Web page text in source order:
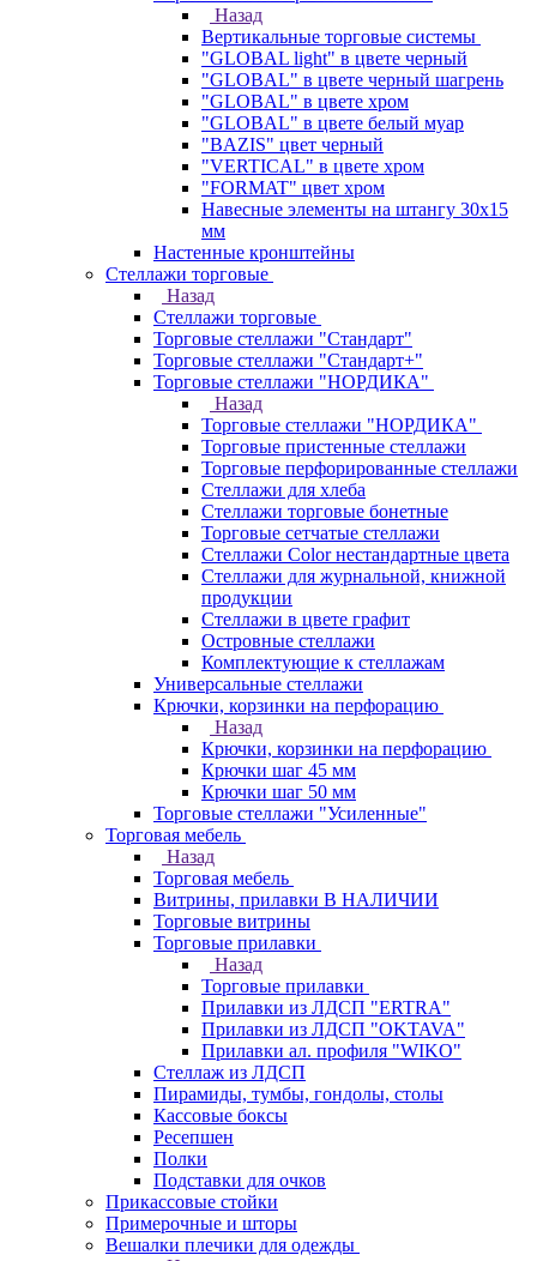
Назад
Вертикальные торговые системы
"GLOBAL light" в цвете черный
"GLOBAL" в цвете черный шагрень
"GLOBAL" в цвете хром
"GLOBAL" в цвете белый муар
"BAZIS" цвет черный
"VERTICAL" в цвете хром
"FORMAT" цвет хром
Навесные элементы на штангу 30х15
мм
Настенные кронштейны
Стеллажи торговые
Назад
Стеллажи торговые
Торговые стеллажи "Стандарт"
Торговые стеллажи "Стандарт+"
Торговые стеллажи "НОРДИКА"
Назад
Торговые стеллажи "НОРДИКА"
Торговые пристенные стеллажи
Торговые перфорированные стеллажи
Стеллажи для хлеба
Стеллажи торговые бонетные
Торговые сетчатые стеллажи
Стеллажи Color нестандартные цвета
Стеллажи для журнальной, книжной
продукции
Стеллажи в цвете графит
Островные стеллажи
Комплектующие к стеллажам
Универсальные стеллажи
Крючки, корзинки на перфорацию
Назад
Крючки, корзинки на перфорацию
Крючки шаг 45 мм
Крючки шаг 50 мм
Торговые стеллажи "Усиленные"
Торговая мебель
Назад
Торговая мебель
Витрины, прилавки В НАЛИЧИИ
Торговые витрины
Торговые прилавки
Назад
Торговые прилавки
Прилавки из ЛДСП "ERTRA"
Прилавки из ЛДСП "OKTAVA"
Прилавки ал. профиля "WIKO"
Стеллаж из ЛДСП
Пирамиды, тумбы, гондолы, столы
Кассовые боксы
Ресепшен
Полки
Подставки для очков
Прикассовые стойки
Примерочные и шторы
Вешалки плечики для одежды